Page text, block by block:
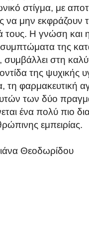
στίγμα, με
να μην εκφράζουν
τους. Η γνώση και
συμπτώματα της
συμβάλλει στη
της ψυχικής
τη φαρμακευτική
των δύο
ένα πολύ πιο
εμπειρίας.
Θεοδωρίδου